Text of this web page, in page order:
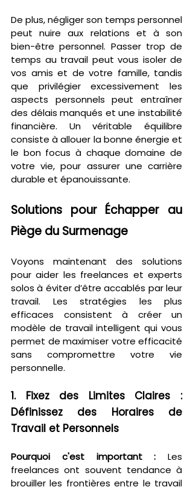
De plus, négliger son temps personnel
peut nuire aux relations et à son
bien-être personnel. Passer trop de
temps au travail peut vous isoler de
vos amis et de votre famille, tandis
que privilégier excessivement les
aspects personnels peut entraîner
des délais manqués et une instabilité
financière. Un véritable équilibre
consiste à allouer la bonne énergie et
le bon focus à chaque domaine de
votre vie, pour assurer une carrière
durable et épanouissante.
Solutions pour Échapper au
Piège du Surmenage
Voyons maintenant des solutions
pour aider les freelances et experts
solos à éviter d’être accablés par leur
travail. Les stratégies les plus
efficaces consistent à créer un
modèle de travail intelligent qui vous
permet de maximiser votre efficacité
sans compromettre votre vie
personnelle.
1. Fixez des Limites Claires :
Définissez des Horaires de
Travail et Personnels
Pourquoi c'est important : Les
freelances ont souvent tendance à
brouiller les frontières entre le travail